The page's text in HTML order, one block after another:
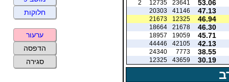
53.06
23641
12735
2
47.13
41146
20303
46.94
12325
21673
46.30
21678
18664
45.71
19059
18957
42.13
42105
44446
38.55
7773
24340
30.19
43659
12325
חלוקות
ערעור
הדפסה
סגירה